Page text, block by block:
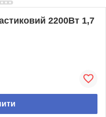
2200Вт 1,7